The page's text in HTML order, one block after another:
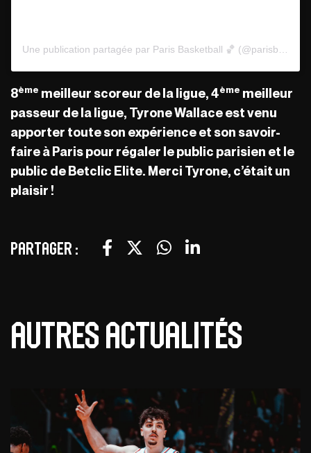
8ème meilleur scoreur de la ligue, 4ème meilleur
passeur de la ligue, Tyrone Wallace est venu
apporter toute son expérience et son savoir-
faire à Paris pour régaler le public parisien et le
public de Betclic Elite. Merci Tyrone, c’était un
plaisir !
Partager :
Autres actualités